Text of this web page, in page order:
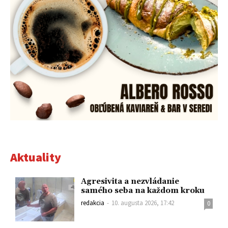
Aktuality
Agresivita a nezvládanie
samého seba na každom kroku
redakcia - 10. augusta 2026, 17:42 0